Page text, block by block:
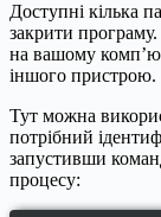
Доступні кілька
закрити
на вашому
іншого пристрою.
Тут можна
потрібний
запустивши
процесу: